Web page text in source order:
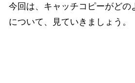
今回は、キャッチコピーがどの
について、見ていきましょう。